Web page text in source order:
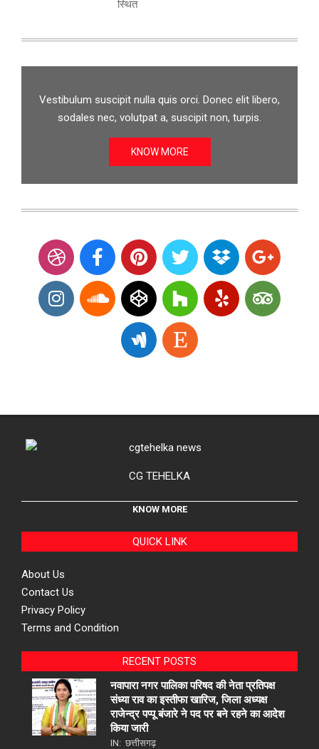
स्थित
Vestibulum suscipit nulla quis orci. Donec elit libero,
sodales nec, volutpat a, suscipit non, turpis.
KNOW MORE
CG TEHELKA
KNOW MORE
QUICK LINK
About Us
Contact Us
Privacy Policy
Terms and Condition
RECENT POSTS
नवापारा नगर पालिका परिषद की नेता प्रतिपक्ष
संध्या राव का इस्तीफा खारिज, जिला अध्यक्ष
राजेन्द्र पप्पू बंजारे ने पद पर बने रहने का आदेश
किया जारी
IN: छत्तीसगढ़